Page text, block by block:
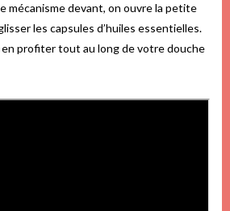
mécanisme devant, on ouvre la petite
les capsules d’huiles essentielles.
en profiter tout au long de votre douche